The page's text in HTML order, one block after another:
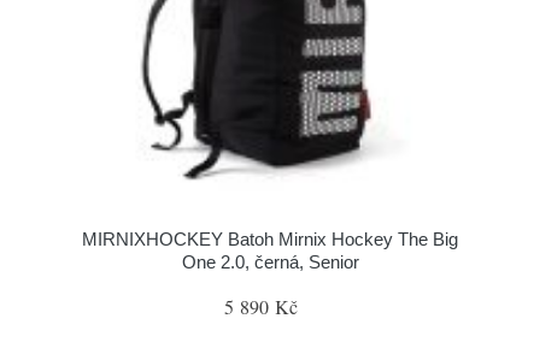
MIRNIXHOCKEY Batoh Mirnix Hockey The Big
One 2.0, černá, Senior
5 890 Kč